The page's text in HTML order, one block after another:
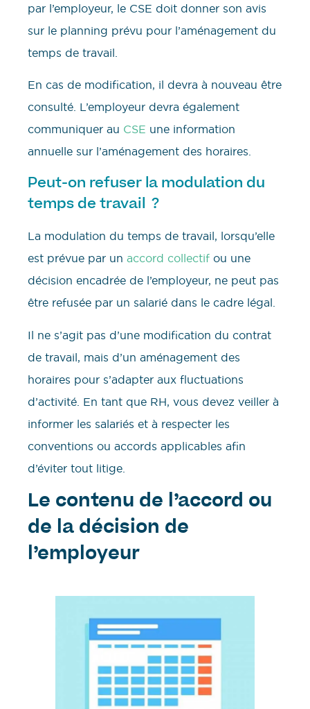
par l’employeur, le CSE doit donner son avis
sur le planning prévu pour l’aménagement du
temps de travail.
En cas de modification, il devra à nouveau être
consulté. L’employeur devra également
communiquer au CSE une information
annuelle sur l’aménagement des horaires.
Peut-on refuser la modulation du
temps de travail ?
La modulation du temps de travail, lorsqu’elle
est prévue par un accord collectif ou une
décision encadrée de l’employeur, ne peut pas
être refusée par un salarié dans le cadre légal.
Il ne s’agit pas d’une modification du contrat
de travail, mais d’un aménagement des
horaires pour s’adapter aux fluctuations
d’activité. En tant que RH, vous devez veiller à
informer les salariés et à respecter les
conventions ou accords applicables afin
d’éviter tout litige.
Le contenu de l’accord ou
de la décision de
l’employeur